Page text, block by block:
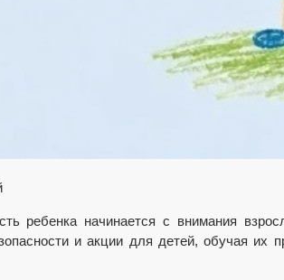
ребенка начинается с внимания
и акции для детей, обучая